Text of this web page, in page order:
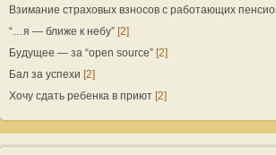
Взимание страховых взносов с работающих
“…я — ближе к небу” [2]
Будущее — за “open source” [2]
Бал за успехи [2]
Хочу сдать ребенка в приют [2]